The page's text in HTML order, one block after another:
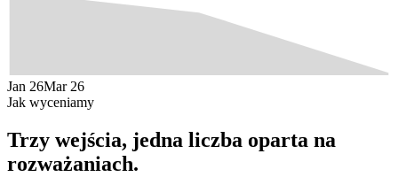
Jan 26Mar 26
Jak wyceniamy
Trzy wejścia, jedna liczba oparta na
rozważaniach.